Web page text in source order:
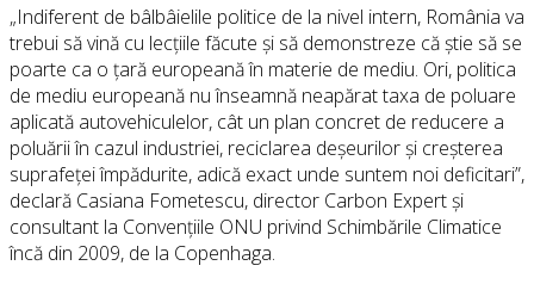
„Indiferent de bâlbâielile politice de la nivel intern, România va
trebui să vină cu lecțiile făcute și să demonstreze că știe să se
poarte ca o țară europeană în materie de mediu. Ori, politica
de mediu europeană nu înseamnă neapărat taxa de poluare
aplicată autovehiculelor, cât un plan concret de reducere a
poluării în cazul industriei, reciclarea deșeurilor și creșterea
suprafeței împădurite, adică exact unde suntem noi deficitari”,
declară Casiana Fometescu, director Carbon Expert și
consultant la Convențiile ONU privind Schimbările Climatice
încă din 2009, de la Copenhaga.